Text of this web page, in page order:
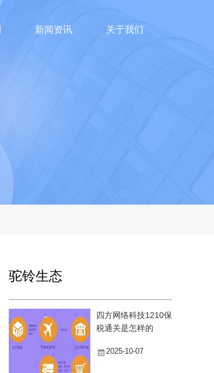
新闻资讯 关于我们
驼铃生态
四方网络科技1210保
税通关是怎样的
2025-10-07